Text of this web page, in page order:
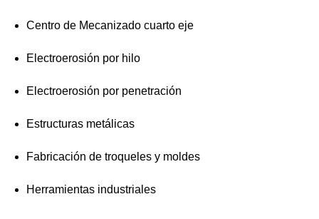
Centro de Mecanizado cuarto eje
Electroerosión por hilo
Electroerosión por penetración
Estructuras metálicas
Fabricación de troqueles y moldes
Herramientas industriales